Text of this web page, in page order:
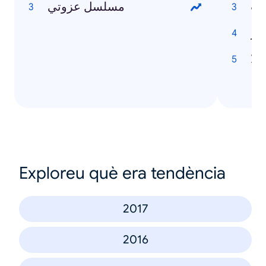
مسلسل عزوتي
Exploreu què era tendència
2017
2016